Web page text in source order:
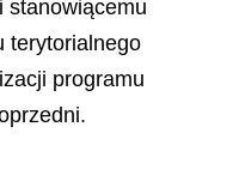
stanowiącemu
terytorialnego
programu